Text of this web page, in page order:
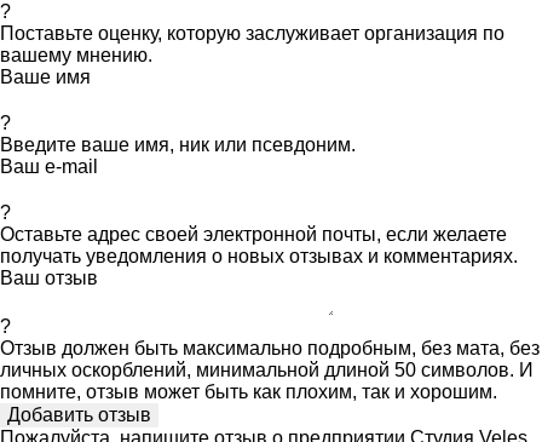
?
Поставьте оценку, которую заслуживает организация по
вашему мнению.
Ваше имя
?
Введите ваше имя, ник или псевдоним.
Ваш e-mail
?
Оставьте адрес своей электронной почты, если желаете
получать уведомления о новых отзывах и комментариях.
Ваш отзыв
?
Отзыв должен быть максимально подробным, без мата, без
личных оскорблений, минимальной длиной 50 символов. И
помните, отзыв может быть как плохим, так и хорошим.